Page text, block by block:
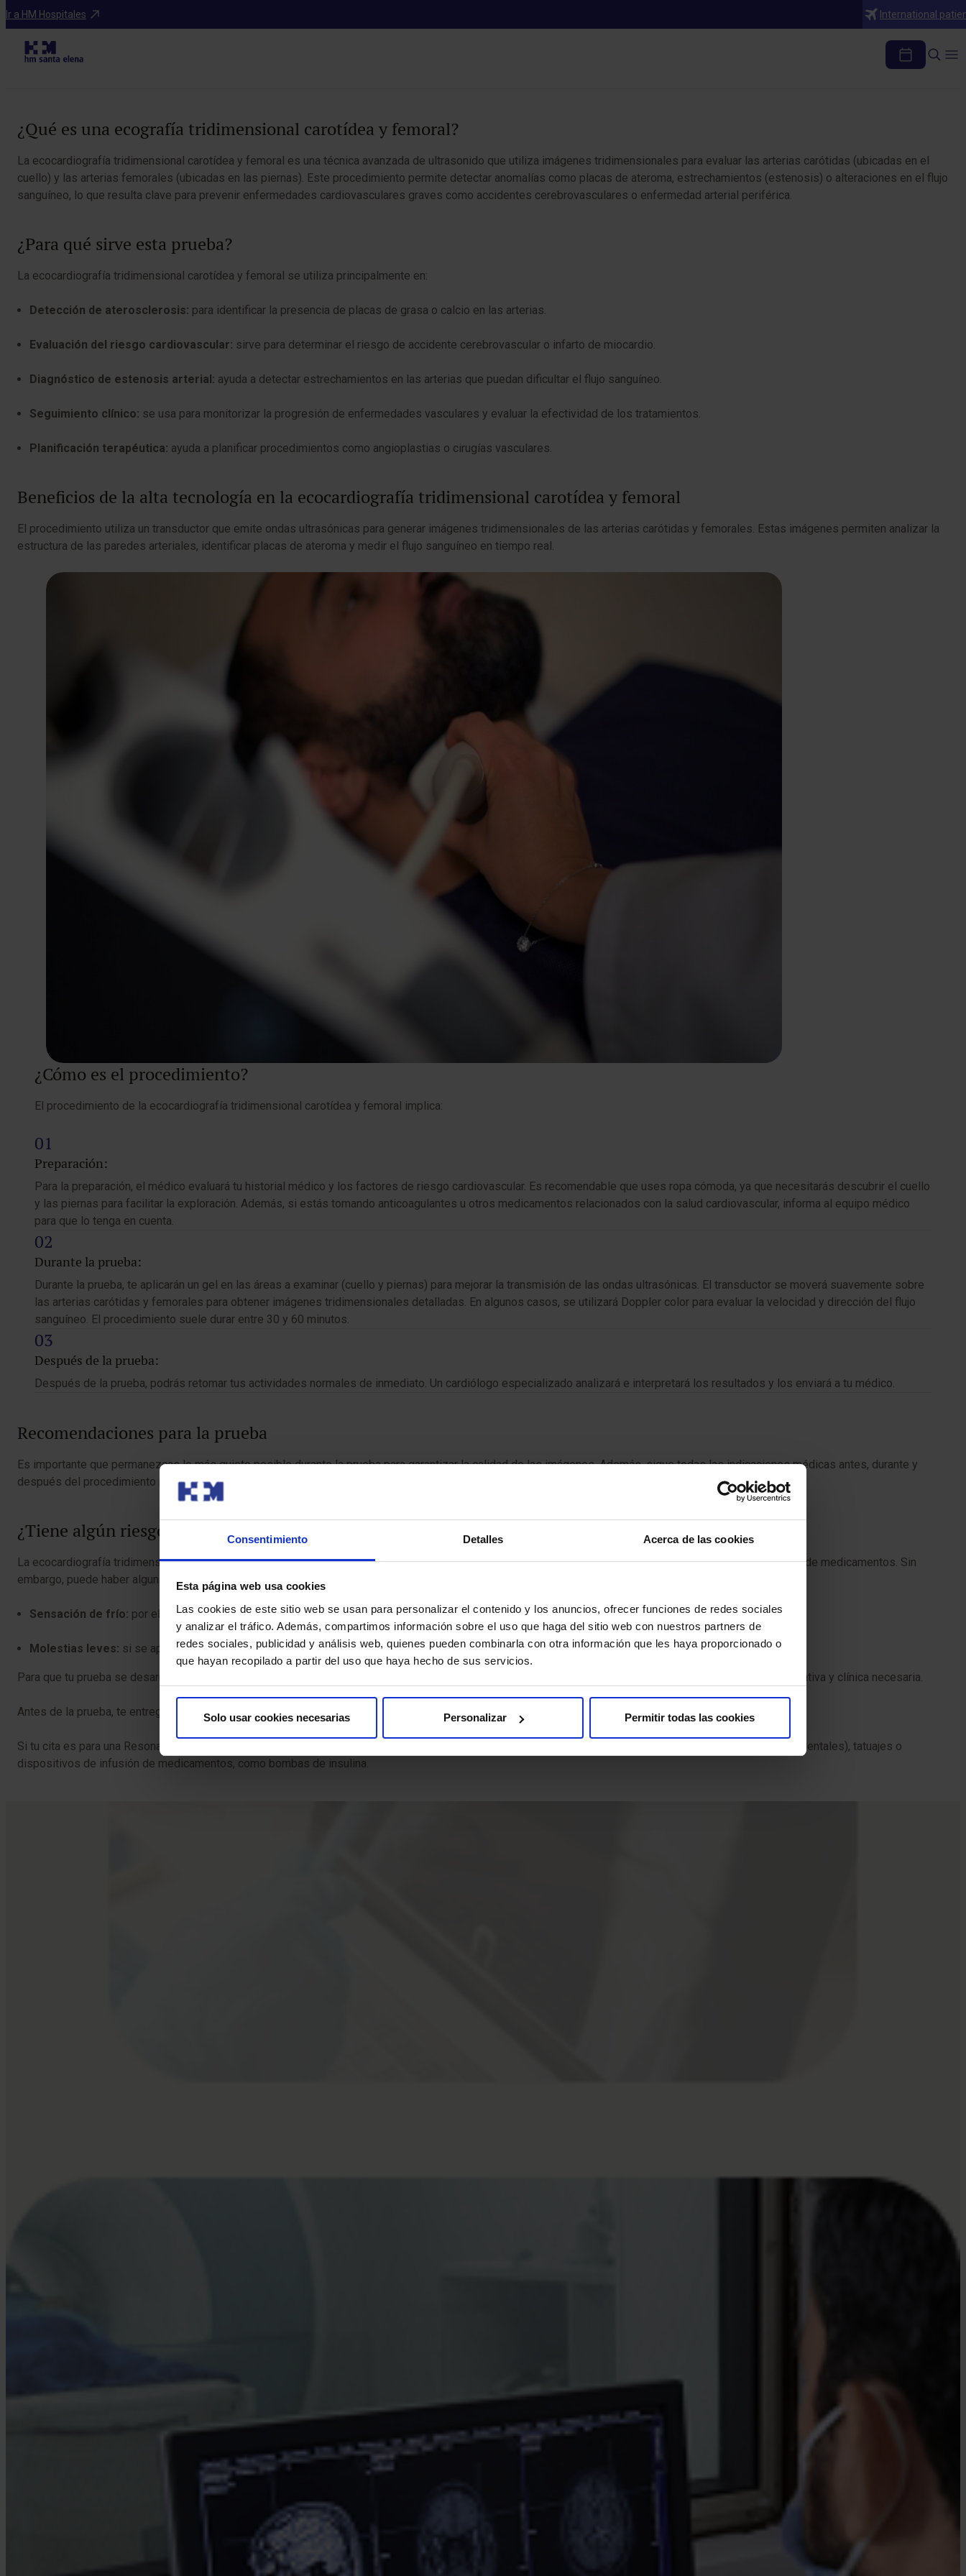
Consentimiento Detalles Acerca de las cookies
Esta página web usa cookies
Las cookies de este sitio web se usan para personalizar el contenido y los anuncios, ofrecer funciones de redes sociales
y analizar el tráfico. Además, compartimos información sobre el uso que haga del sitio web con nuestros partners de
redes sociales, publicidad y análisis web, quienes pueden combinarla con otra información que les haya proporcionado o
que hayan recopilado a partir del uso que haya hecho de sus servicios.
Solo usar cookies necesarias Personalizar Permitir todas las cookies
Ir a HM Hospitales International
Diagnosticos
Eco vascular 3D carotídeo y femoral
¿Qué es una ecografía tridimensional carotídea y femoral?
La ecocardiografía tridimensional carotídea y femoral es una técnica avanzada de ultrasonido que utiliza imágenes tridimensionales para evaluar las arterias carótidas (ubicadas en el
cuello) y las arterias femorales (ubicadas en las piernas). Este procedimiento permite detectar anomalías como placas de ateroma, estrechamientos (estenosis) o alteraciones en el flujo
sanguíneo, lo que resulta clave para prevenir enfermedades cardiovasculares graves como accidentes cerebrovasculares o enfermedad arterial periférica.
¿Para qué sirve esta prueba?
La ecocardiografía tridimensional carotídea y femoral se utiliza principalmente en:
Detección de aterosclerosis: para identificar la presencia de placas de grasa o calcio en las arterias.
Evaluación del riesgo cardiovascular: sirve para determinar el riesgo de accidente cerebrovascular o infarto de miocardio.
Diagnóstico de estenosis arterial: ayuda a detectar estrechamientos en las arterias que puedan dificultar el flujo sanguíneo.
Seguimiento clínico: se usa para monitorizar la progresión de enfermedades vasculares y evaluar la efectividad de los tratamientos.
Planificación terapéutica: ayuda a planificar procedimientos como angioplastias o cirugías vasculares.
Beneficios de la alta tecnología en la ecocardiografía tridimensional carotídea y femoral
El procedimiento utiliza un transductor que emite ondas ultrasónicas para generar imágenes tridimensionales de las arterias carótidas y femorales. Estas imágenes permiten analizar la
estructura de las paredes arteriales, identificar placas de ateroma y medir el flujo sanguíneo en tiempo real.
¿Cómo es el procedimiento?
El procedimiento de la ecocardiografía tridimensional carotídea y femoral implica:
Preparación:
Para la preparación, el médico evaluará tu historial médico y los factores de riesgo cardiovascular. Es recomendable que uses ropa cómoda, ya que necesitarás descubrir el cuello
y las piernas para facilitar la exploración. Además, si estás tomando anticoagulantes u otros medicamentos relacionados con la salud cardiovascular, informa al equipo médico
para que lo tenga en cuenta.
Durante la prueba:
Durante la prueba, te aplicarán un gel en las áreas a examinar (cuello y piernas) para mejorar la transmisión de las ondas ultrasónicas. El transductor se moverá suavemente sobre
las arterias carótidas y femorales para obtener imágenes tridimensionales detalladas. En algunos casos, se utilizará Doppler color para evaluar la velocidad y dirección del flujo
sanguíneo. El procedimiento suele durar entre 30 y 60 minutos.
Después de la prueba:
Después de la prueba, podrás retomar tus actividades normales de inmediato. Un cardiólogo especializado analizará e interpretará los resultados y los enviará a tu médico.
Recomendaciones para la prueba
Es importante que permanezcas lo más quieto posible durante la prueba para garantizar la calidad de las imágenes. Además, sigue todas las indicaciones médicas antes, durante y
después del procedimiento para asegurar un resultado preciso.
¿Tiene algún riesgo?
La ecocardiografía tridimensional carotídea y femoral es un procedimiento seguro y no invasivo. No implica exposición a radiación ni requiere administración de medicamentos. Sin
embargo, puede haber algunas consideraciones mínimas:
Sensación de frío: por el gel conductor aplicado en la piel.
Molestias leves: si se aplica presión con el transductor en áreas sensibles.
Para que tu prueba se desarrolle sin contratiempos, te pedimos que llegues con antelación a la hora indicada. Así podremos realizar la preparación administrativa y clínica necesaria.
Antes de la prueba, te entregaremos el Consentimiento Informado, un documento con información importante que deberás leer y firmar.
Si tu cita es para una Resonancia Magnética (RM), es crucial que nos informes sobre la presencia de marcapasos, objetos metálicos, prótesis (incluidas las dentales), tatuajes o
dispositivos de infusión de medicamentos, como bombas de insulina.